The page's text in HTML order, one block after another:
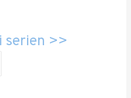
serien >>